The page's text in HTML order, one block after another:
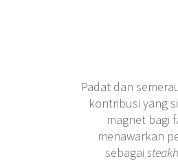
Padat dan
kontribusi yang
magnet bagi
menawarkan
sebagai